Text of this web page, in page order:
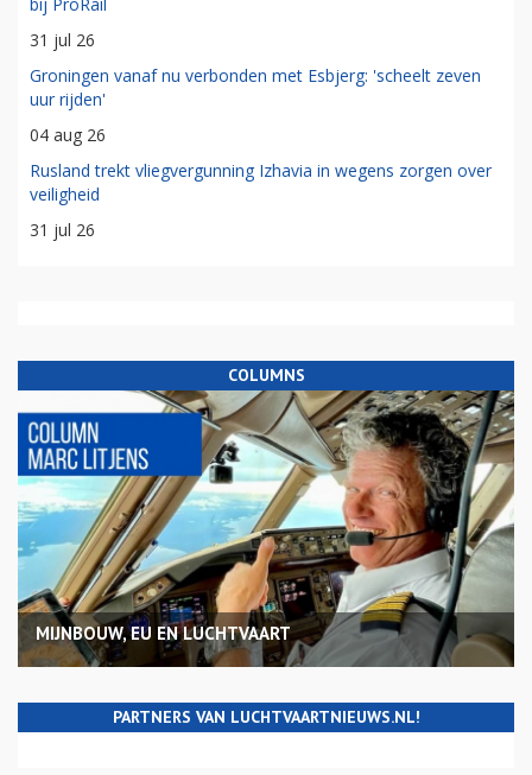
bij ProRail
31 jul 26
Groningen vanaf nu verbonden met Esbjerg: 'scheelt zeven
uur rijden'
04 aug 26
Rusland trekt vliegvergunning Izhavia in wegens zorgen over
veiligheid
31 jul 26
COLUMNS
MIJNBOUW, EU EN LUCHTVAART
PARTNERS VAN LUCHTVAARTNIEUWS.NL!